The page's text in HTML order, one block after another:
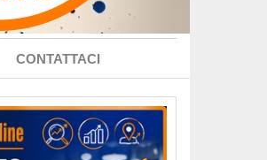
CONTATTACI